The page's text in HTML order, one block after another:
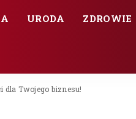
URODA ZDROWIE
dla Twojego biznesu!